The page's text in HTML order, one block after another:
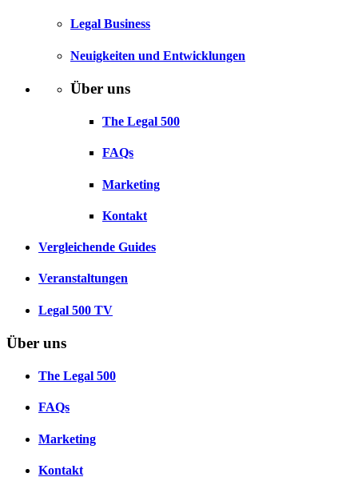
Legal Business
Neuigkeiten und Entwicklungen
Über uns
The Legal 500
FAQs
Marketing
Kontakt
Vergleichende Guides
Veranstaltungen
Legal 500 TV
Über uns
The Legal 500
FAQs
Marketing
Kontakt